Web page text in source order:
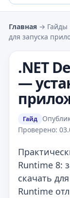
Главная → Гайды
для запуска
.NET
—
Гайд
Проверено:
Runtime 8:
скачать
Runtime